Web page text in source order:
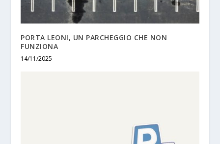
PORTA LEONI, UN PARCHEGGIO CHE NON
FUNZIONA
14/11/2025